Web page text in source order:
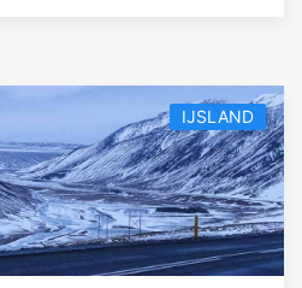
IJSLAND